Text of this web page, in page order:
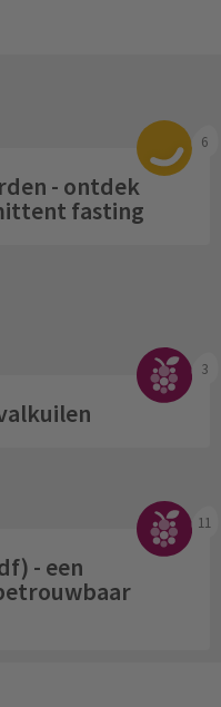
6
- ontdek
fasting
3
11
- een